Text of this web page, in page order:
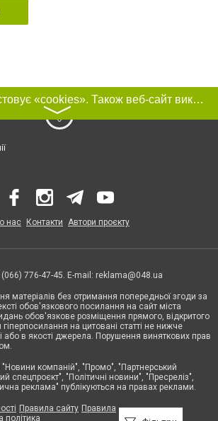
Цей сайт використовує «cookies». Також веб-сайт використовує інтернет-сервіс для збору технічних даних стосовно відвідувачів з метою отримання маркетингової та статистичної інформації. Умови обробки даних відвідувачів сайту див.
〉
нас Контакти Автори проєкту
776-47-45. E-mail: reklama@048.ua
матеріалів без отримання попередньої згоди за
обов'язкового посилання на сайт міста
обов'язкове розміщення прямого, відкритого
на цитовані статті не нижче
або в якості джерела. Порушення виняткових прав
компаній", "Промо", "Партнерський
спецпроєкт", "Політичні новини", "Пресреліз",
реклама" публікуються на правах реклами.
Правила сайту Правила
політика